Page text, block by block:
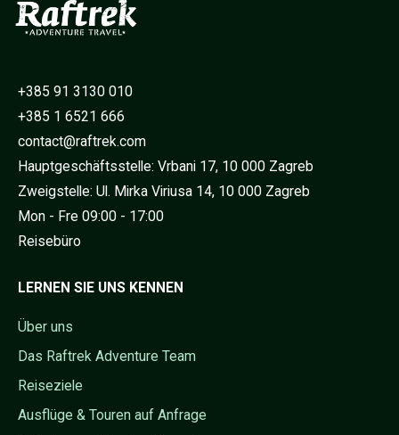
+385 91 3130 010
+385 1 6521 666
contact@raftrek.com
Hauptgeschäftsstelle: Vrbani 17, 10 000 Zagreb
Zweigstelle: Ul. Mirka Viriusa 14, 10 000 Zagreb
Mon - Fre 09:00 - 17:00
Reisebüro
LERNEN SIE UNS KENNEN
Über uns
Das Raftrek Adventure Team
Reiseziele
Ausflüge & Touren auf Anfrage